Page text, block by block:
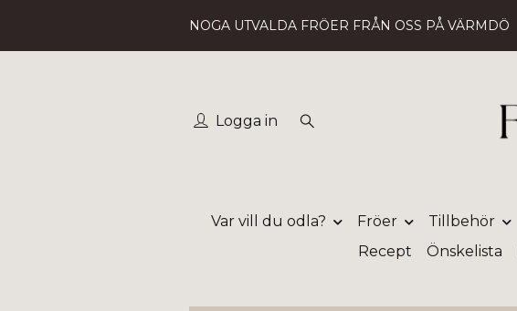
NOGA UTVALDA FRÖER FRÅN OSS PÅ VÄRMDÖ
Logga in
Var vill du odla? Fröer Tillbehör
Recept
Önskelista